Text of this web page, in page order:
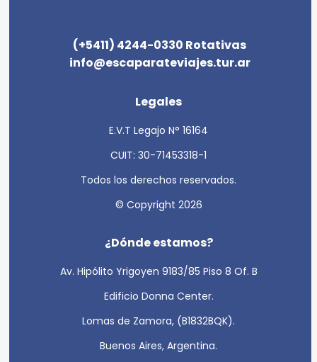
(+5411) 4244-0330 Rotativas
info@escaparateviajes.tur.ar
Legales
E.V.T Legajo N° 16164
CUIT: 30-71453318-1
Todos los derechos reservados.
© Copyright 2026
¿Dónde estamos?
Av. Hipólito Yrigoyen 9183/85 Piso 8 Of. B
Edificio Donna Center.
Lomas de Zamora, (B1832BQK).
Buenos Aires, Argentina.